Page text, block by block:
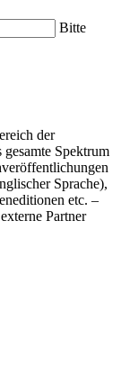
Bitte
der
Spektrum
Sprache),
etc. –
Partner